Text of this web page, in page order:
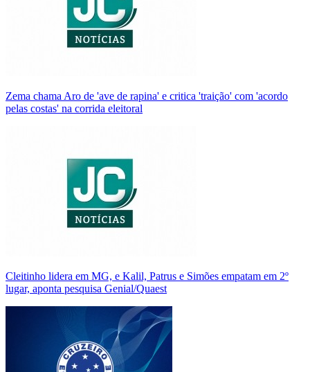
Zema chama Aro de 'ave de rapina' e critica 'traição' com 'acordo
pelas costas' na corrida eleitoral
Cleitinho lidera em MG, e Kalil, Patrus e Simões empatam em 2º
lugar, aponta pesquisa Genial/Quaest